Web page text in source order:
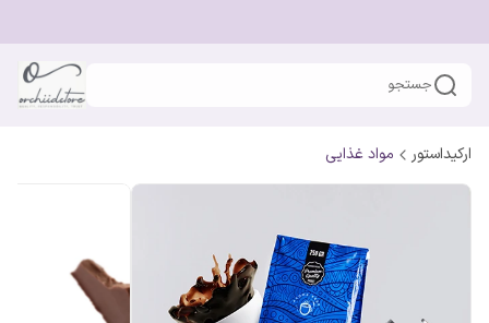
جستجو
ارکیداستور مواد غذایی